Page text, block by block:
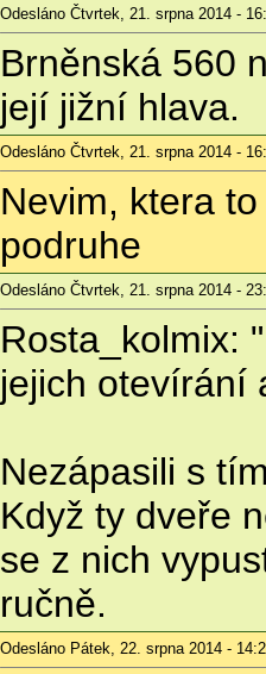
Odesláno Čtvrtek, 21. srpna 2014 -
Brněnská 560
její jižní hlava.
Odesláno Čtvrtek, 21. srpna 2014 -
Nevim, ktera
podruhe
Odesláno Čtvrtek, 21. srpna 2014 -
Rosta_kolmix:
jejich otevírání
Nezápasili s
Když ty dveře
se z nich
ručně.
Odesláno Pátek, 22. srpna 2014 -